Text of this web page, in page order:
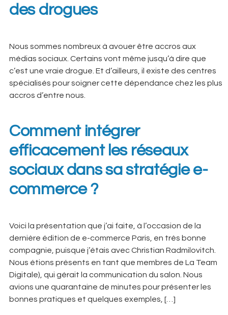
des drogues
Nous sommes nombreux à avouer être accros aux
médias sociaux. Certains vont même jusqu’à dire que
c’est une vraie drogue. Et d’ailleurs, il existe des centres
spécialisés pour soigner cette dépendance chez les plus
accros d’entre nous.
Comment intégrer
efficacement les réseaux
sociaux dans sa stratégie e-
commerce ?
Voici la présentation que j’ai faite, à l’occasion de la
dernière édition de e-commerce Paris, en très bonne
compagnie, puisque j’étais avec Christian Radmilovitch.
Nous étions présents en tant que membres de La Team
Digitale), qui gérait la communication du salon. Nous
avions une quarantaine de minutes pour présenter les
bonnes pratiques et quelques exemples, […]